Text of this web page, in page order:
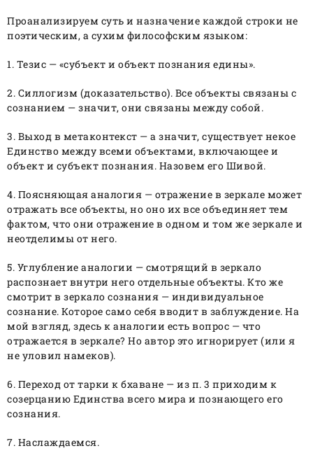
Проанализируем суть и назначение каждой строки не
поэтическим, а сухим философским языком:
1. Тезис — «субъект и объект познания едины».
2. Силлогизм (доказательство). Все объекты связаны с
сознанием — значит, они связаны между собой.
3. Выход в метаконтекст — а значит, существует некое
Единство между всеми объектами, включающее и
объект и субъект познания. Назовем его Шивой.
4. Поясняющая аналогия — отражение в зеркале может
отражать все объекты, но оно их все объединяет тем
фактом, что они отражение в одном и том же зеркале и
неотделимы от него.
5. Углубление аналогии — смотрящий в зеркало
распознает внутри него отдельные объекты. Кто же
смотрит в зеркало сознания — индивидуальное
сознание. Которое само себя вводит в заблуждение. На
мой взгляд, здесь к аналогии есть вопрос — что
отражается в зеркале? Но автор это игнорирует (или я
не уловил намеков).
6. Переход от тарки к бхаване — из п. 3 приходим к
созерцанию Единства всего мира и познающего его
сознания.
7. Наслаждаемся.